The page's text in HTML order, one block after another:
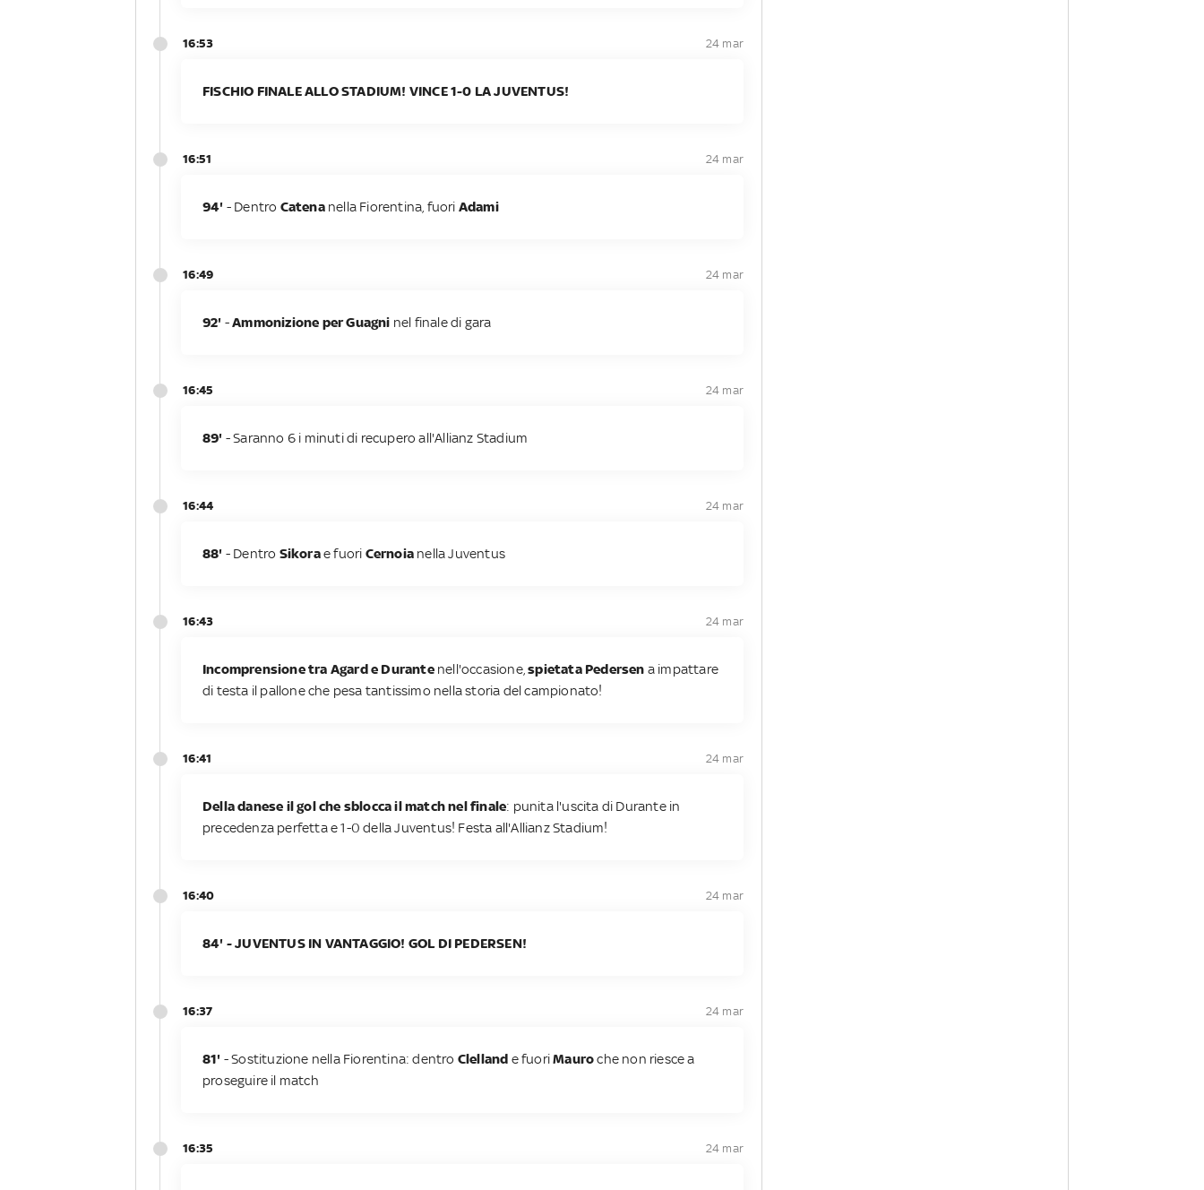
16:53 24 mar
FISCHIO FINALE ALLO STADIUM! VINCE 1-0 LA JUVENTUS!
16:51 24 mar
94' - Dentro Catena nella Fiorentina, fuori Adami
16:49 24 mar
92' -Ammonizione per Guagni nel finale di gara
16:45 24 mar
89' - Saranno 6 i minuti di recupero all'Allianz Stadium
16:44 24 mar
88' - Dentro Sikorae fuori Cernoia nella Juventus
16:43 24 mar
Incomprensione tra Agard e Durantenell'occasione, spietata Pedersen a impattare
di testa il pallone che pesa tantissimo nella storia del campionato!
16:41 24 mar
Della danese il gol che sblocca il match nel finale: punita l'uscita di Durante in
precedenza perfetta e 1-0 della Juventus! Festa all'Allianz Stadium!
16:40 24 mar
84' - JUVENTUS IN VANTAGGIO! GOL DI PEDERSEN!
16:37 24 mar
81' - Sostituzione nella Fiorentina: dentro Clelland e fuoriMauro​ che non riesce a
proseguire il match
16:35 24 mar